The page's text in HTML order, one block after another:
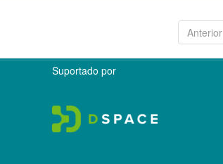
Anterior
Suportado por